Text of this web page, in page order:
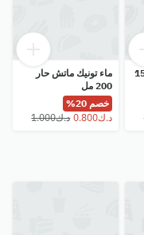
تونيك 150
ماء تونيك ماتش حار
200 مل
خصم 20%
⁦د.ك1.000⁩